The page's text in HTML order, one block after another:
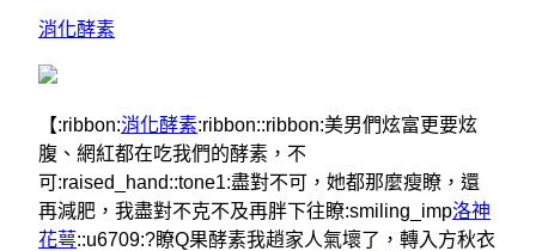
消化酵素
【:ribbon:消化酵素:ribbon::ribbon:美男們炫富更要炫
腹、網紅都在吃我們的酵素，不
可:raised_hand::tone1:盡對不可，她都那麼瘦瞭，還
再減肥，我盡對不克不及再胖下往瞭:smiling_imp洛神
花萼::u6709:?瞭Q果酵素我趙家人氣壞了，轉入方秋衣